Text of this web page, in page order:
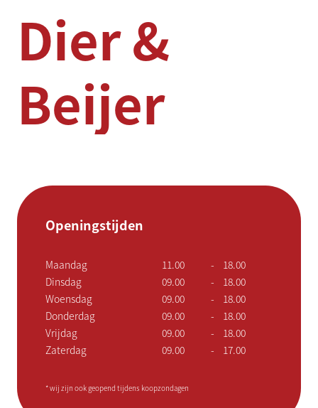
Dier &
Beijer
Openingstijden
Maandag 11.00 -
18.00
Dinsdag
09.00 -
18.00
Woensdag
09.00 -
18.00
Donderdag
09.00 -
18.00
Vrijdag
09.00 -
18.00
Zaterdag
09.00 - 17.00
* wij zijn ook geopend tijdens koopzondagen